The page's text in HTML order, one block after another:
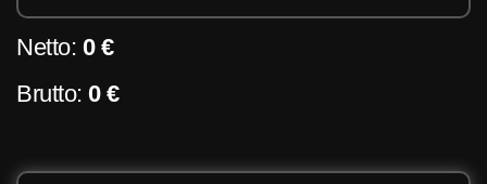
Netto: 0 €
Brutto: 0 €